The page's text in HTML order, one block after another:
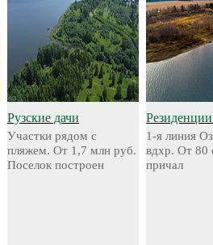
Рузские дачи
Участки рядом с
пляжем. От 1,7 млн руб.
Поселок построен
1-я линия
вдхр. От 80
причал